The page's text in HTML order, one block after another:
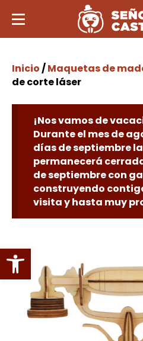
Abrir barra de herramientas
Inicio/Maquetas de
de corte láser
¡Nos vamos de
Durante el mes de
días de septiembre
permanecerá
de septiembre con
construyendo
visita y hasta muy